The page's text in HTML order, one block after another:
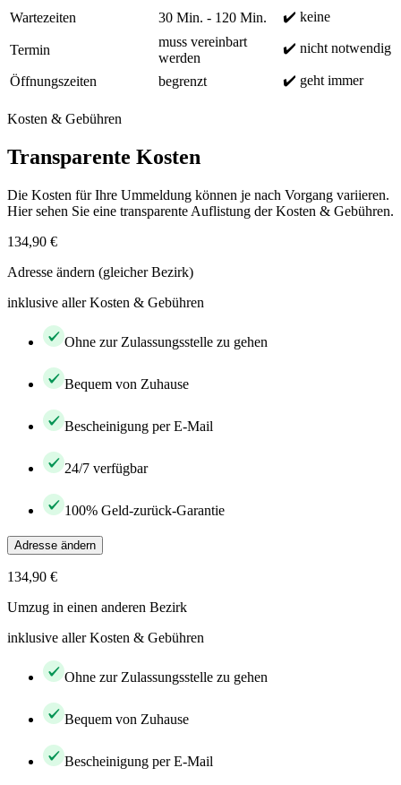
Wartezeiten
30 Min. - 120 Min. ✔️ keine
Termin
muss vereinbart
werden
✔️ nicht notwendig
Öffnungszeiten begrenzt ✔️ geht immer
Kosten & Gebühren
Transparente Kosten
Die Kosten für Ihre Ummeldung können je nach Vorgang variieren.
Hier sehen Sie eine transparente Auflistung der Kosten & Gebühren.
134,90 €
Adresse ändern (gleicher Bezirk)
inklusive aller Kosten & Gebühren
Ohne zur Zulassungsstelle zu gehen
Bequem von Zuhause
Bescheinigung per E-Mail
24/7 verfügbar
100% Geld-zurück-Garantie
Adresse ändern
134,90 €
Umzug in einen anderen Bezirk
inklusive aller Kosten & Gebühren
Ohne zur Zulassungsstelle zu gehen
Bequem von Zuhause
Bescheinigung per E-Mail